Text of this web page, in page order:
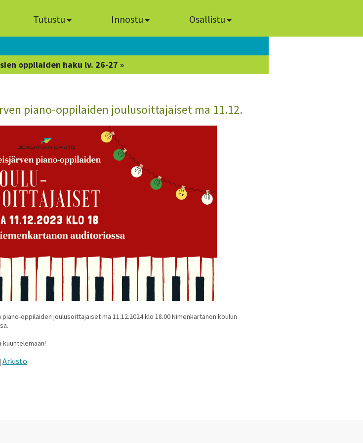
Tutustu Innostu Osallistu
oppilaiden haku lv. 26-27 »
piano-oppilaiden joulusoittajaiset ma 11.12.
piano-oppilaiden joulusoittajaiset ma 11.12.2024 klo 18.00 Nimenkartanon koulun
kuuntelemaan!
| Arkisto